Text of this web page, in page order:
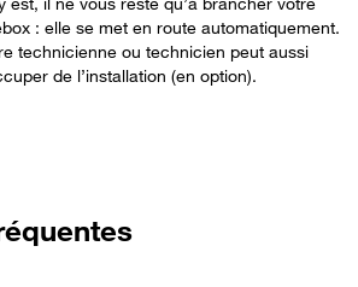
: elle se met en route automatiquement.
technicienne ou technicien peut aussi
de l’installation (en option).